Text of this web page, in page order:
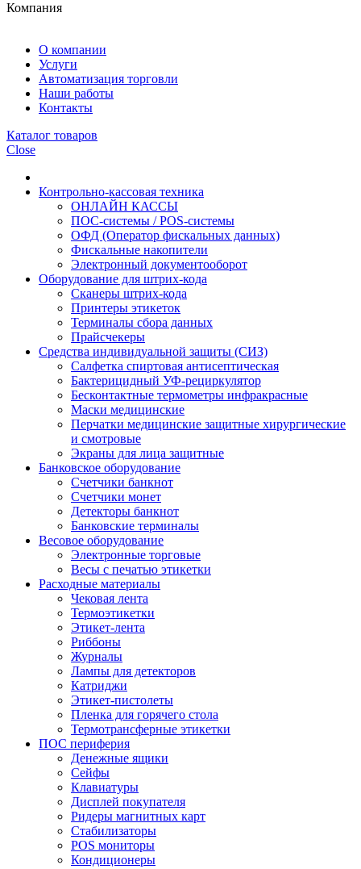
Компания
О компании
Услуги
Автоматизация торговли
Наши работы
Контакты
Каталог товаров
Close
Контрольно-кассовая техника
ОНЛАЙН КАССЫ
ПОС-системы / POS-системы
ОФД (Оператор фискальных данных)
Фискальные накопители
Электронный документооборот
Оборудование для штрих-кода
Сканеры штрих-кода
Принтеры этикеток
Терминалы сбора данных
Прайсчекеры
Средства индивидуальной защиты (СИЗ)
Салфетка спиртовая антисептическая
Бактерицидный УФ-рециркулятор
Бесконтактные термометры инфракрасные
Маски медицинские
Перчатки медицинские защитные хирургические
и смотровые
Экраны для лица защитные
Банковское оборудование
Счетчики банкнот
Счетчики монет
Детекторы банкнот
Банковские терминалы
Весовое оборудование
Электронные торговые
Весы с печатью этикетки
Расходные материалы
Чековая лента
Термоэтикетки
Этикет-лента
Риббоны
Журналы
Лампы для детекторов
Катриджи
Этикет-пистолеты
Пленка для горячего стола
Термотрансферные этикетки
ПОС периферия
Денежные ящики
Сейфы
Клавиатуры
Дисплей покупателя
Ридеры магнитных карт
Стабилизаторы
POS мониторы
Кондиционеры